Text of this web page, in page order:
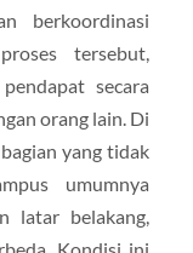
berkoordinasi
tersebut,
secara
orang lain. Di
yang tidak
umumnya
latar belakang,
Kondisi ini